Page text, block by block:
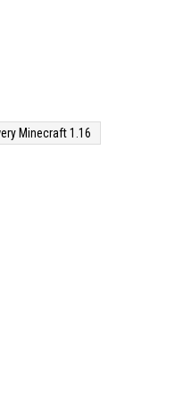
Minecraft 1.16